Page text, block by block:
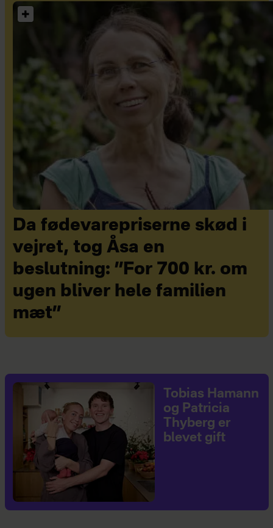
Da fødevarepriserne skød i
vejret, tog Åsa en
beslutning: ”For 700 kr. om
ugen bliver hele familien
mæt”
Tobias Hamann
og Patricia
Thyberg er
blevet gift